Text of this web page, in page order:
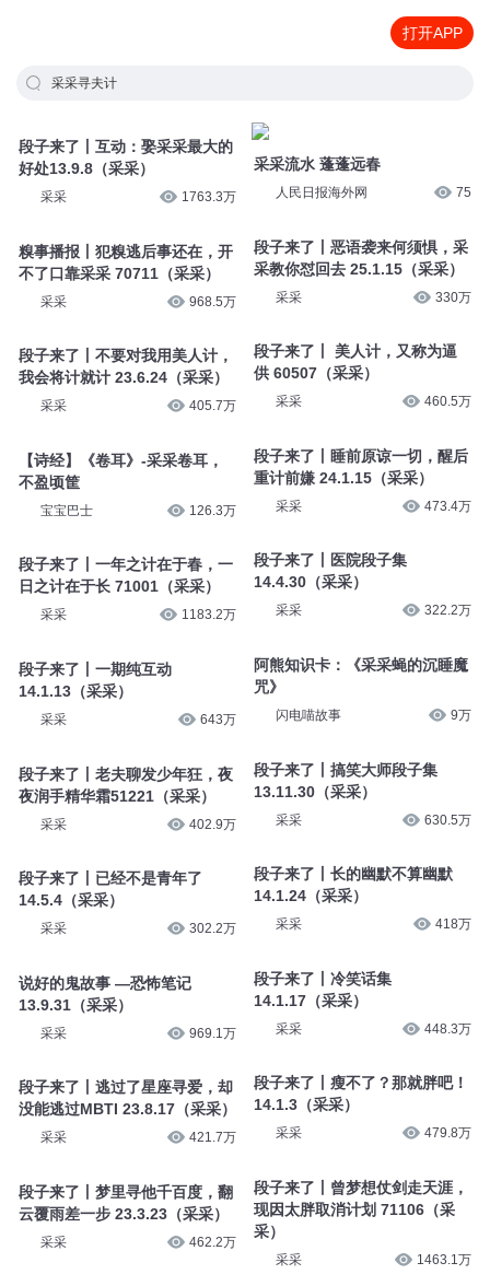
打开APP
采采寻夫计
段子来了丨互动：娶采采最大的
好处13.9.8（采采）
采采 1763.3万
糗事播报丨犯糗逃后事还在，开
不了口靠采采 70711（采采）
采采 968.5万
段子来了丨不要对我用美人计，
我会将计就计 23.6.24（采采）
采采 405.7万
【诗经】《卷耳》-采采卷耳，
不盈顷筐
宝宝巴士 126.3万
段子来了丨一年之计在于春，一
日之计在于长 71001（采采）
采采 1183.2万
段子来了丨一期纯互动
14.1.13（采采）
采采 643万
段子来了丨老夫聊发少年狂，夜
夜润手精华霜51221（采采）
采采 402.9万
段子来了丨已经不是青年了
14.5.4（采采）
采采 302.2万
说好的鬼故事 —恐怖笔记
13.9.31（采采）
采采 969.1万
段子来了丨逃过了星座寻爱，却
没能逃过MBTI 23.8.17（采采）
采采 421.7万
段子来了丨梦里寻他千百度，翻
云覆雨差一步 23.3.23（采采）
采采 462.2万
采采流水 蓬蓬远春
人民日报海外网 75
段子来了丨恶语袭来何须惧，采
采教你怼回去 25.1.15（采采）
采采 330万
段子来了丨 美人计，又称为逼
供 60507（采采）
采采 460.5万
段子来了丨睡前原谅一切，醒后
重计前嫌 24.1.15（采采）
采采 473.4万
段子来了丨医院段子集
14.4.30（采采）
采采 322.2万
阿熊知识卡：《采采蝇的沉睡魔
咒》
闪电喵故事 9万
段子来了丨搞笑大师段子集
13.11.30（采采）
采采 630.5万
段子来了丨长的幽默不算幽默
14.1.24（采采）
采采 418万
段子来了丨冷笑话集
14.1.17（采采）
采采 448.3万
段子来了丨瘦不了？那就胖吧！
14.1.3（采采）
采采 479.8万
段子来了丨曾梦想仗剑走天涯，
现因太胖取消计划 71106（采
采）
采采 1463.1万